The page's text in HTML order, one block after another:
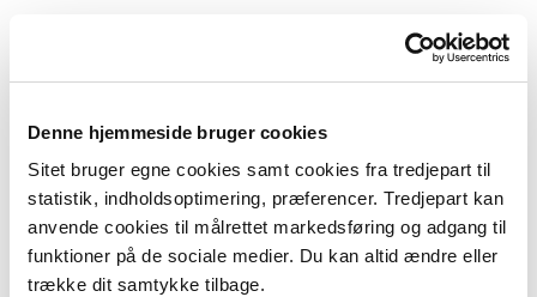
Denne hjemmeside bruger cookies
Sitet bruger egne cookies samt cookies fra tredjepart til
statistik, indholdsoptimering, præferencer. Tredjepart kan
anvende cookies til målrettet markedsføring og adgang til
funktioner på de sociale medier. Du kan altid ændre eller
trække dit samtykke tilbage.